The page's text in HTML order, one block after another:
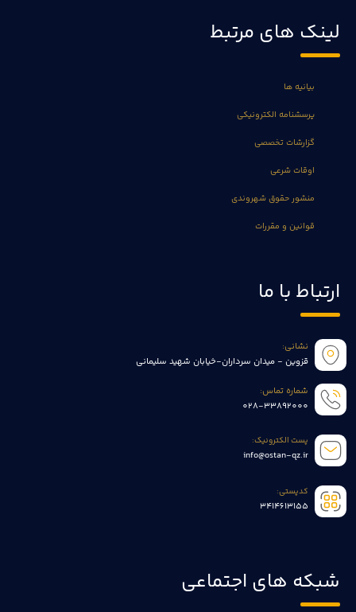
لینک های مرتبط
بیانیه ها
پرسشنامه الکترونیکی
گزارشات تخصصی
اوقات شرعی
منشور حقوق شهروندی
قوانین و مقررات
ارتباط با ما
نشانی:
قزوین - میدان سرداران-خیابان شهید سلیمانی
شماره تماس:
028-33892000
پست الکترونیک:
info@ostan-qz.ir
کدپستی:
3414613155
شبکه های اجتماعی